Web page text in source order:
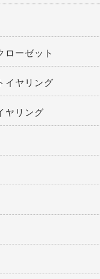
ローゼット
イヤリング
ヤリング